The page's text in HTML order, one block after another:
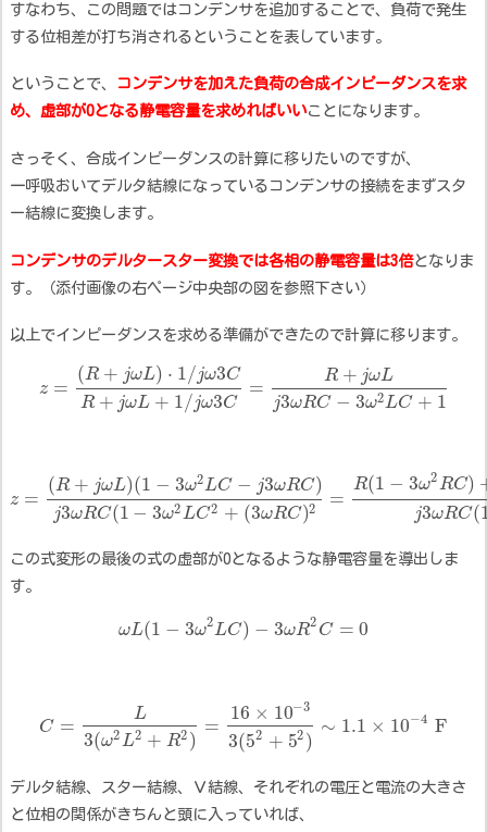
すなわち、この問題ではコンデンサを追加することで、負荷で発生
する位相差が打ち消されるということを表しています。
ということで、
コンデンサを加えた負荷の合成インピーダンスを求
め、虚部が0となる静電容量を求めればいいことになります。
さっそく、合成インピーダンスの計算に移りたいのですが、
一呼吸おいてデルタ結線になっているコンデンサの接続をまずスタ
ー結線に変換します。
コンデンサのデルタースター変換では各相の静電容量は3倍となりま
す。（添付画像の右ページ中央部の図を参照下さい）
以上でインピーダンスを求める準備ができたので計算に移ります。
z =
(R + jωL) ⋅ 1/jω3C
R + jωL + 1/jω3C
=
R + jωL
j3ωRC − 3ω2LC + 1
z =
(R + jωL)(1 − 3ω2LC − j3ωRC)
j3ωRC(1 − 3ω2LC2 + (3ωRC)2 =
R(1 − 3ω2RC)
j3ωRC(
この式変形の最後の式の虚部が0となるような静電容量を導出しま
す。
ωL(1 − 3ω2LC) − 3ωR2 C = 0
C =
L
3(ω2L2 + R2 )
=
16 × 10−3
3(52 + 52 )
∼ 1.1 × 10−4 F
デルタ結線、スター結線、Ｖ結線、それぞれの電圧と電流の大きさ
と位相の関係がきちんと頭に入っていれば、